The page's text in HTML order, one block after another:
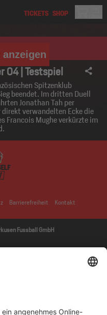
04 | Testspiel
Spitzenklub
beendet. Im dritten Duell
Jonathan Tah per
verwandelten Ecke die
Francois Mughe verkürzte im
Barrierefreiheit Kontakt
Fussball GmbH